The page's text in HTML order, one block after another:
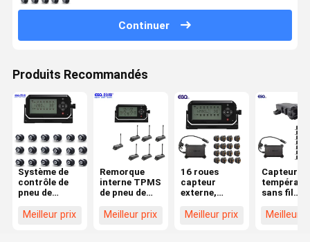
Continuer
Produits Recommandés
Système de
contrôle de
pneu de
contrôle
Meilleur prix
Remorque
interne TPMS
de pneu de
pour la
Meilleur prix
16 roues
capteur
externe,
système de
Meilleur prix
Capteur de
sans fil
Meilleur